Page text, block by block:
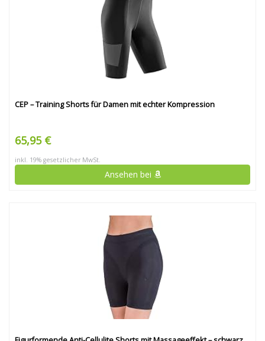
CEP – Training Shorts für Damen mit echter Kompression
65,95 €
inkl. 19% gesetzlicher MwSt.
Ansehen bei